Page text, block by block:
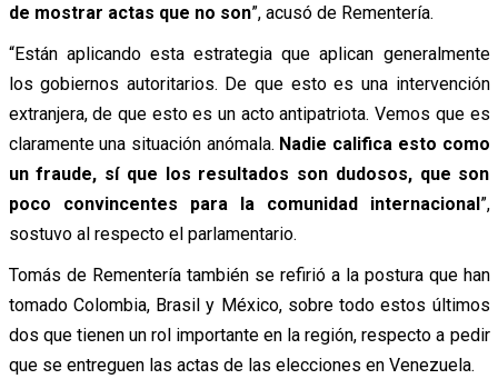
de mostrar actas que no son”, acusó de Rementería.
“Están aplicando esta estrategia que aplican generalmente
los gobiernos autoritarios. De que esto es una intervención
extranjera, de que esto es un acto antipatriota. Vemos que es
claramente una situación anómala. Nadie califica esto como
un fraude, sí que los resultados son dudosos, que son
poco convincentes para la comunidad internacional”,
sostuvo al respecto el parlamentario.
Tomás de Rementería también se refirió a la postura que han
tomado Colombia, Brasil y México, sobre todo estos últimos
dos que tienen un rol importante en la región, respecto a pedir
que se entreguen las actas de las elecciones en Venezuela.